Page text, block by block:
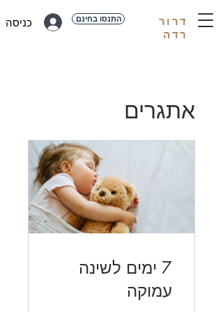
התנסו בחינם כניסה
דרור
רדה
אתגרים
7 ימים לשינה
עמוקה